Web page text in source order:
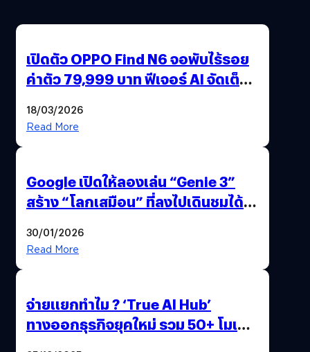
เปิดตัว OPPO Find N6 จอพับไร้รอย
ค่าตัว 79,999 บาท ฟีเจอร์ AI จัดเต็ม
18/03/2026
Read More
Google เปิดให้ลองเล่น “Genie 3”
สร้าง “โลกเสมือน” ที่ลงไปเดินชมได้
30/01/2026
Read More
จ่ายแยกทำไม ? ‘True AI Hub’
ทางออกธุรกิจยุคใหม่ รวม 50+ โมเดล